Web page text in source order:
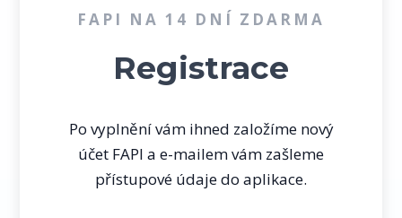
FAPI NA 14 DNÍ ZDARMA
Registrace
Po vyplnění vám ihned založíme nový
účet FAPI a e-mailem vám zašleme
přístupové údaje do aplikace.